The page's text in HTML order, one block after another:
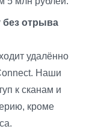
без отрыва
удалённо
Наши
к сканам и
кроме